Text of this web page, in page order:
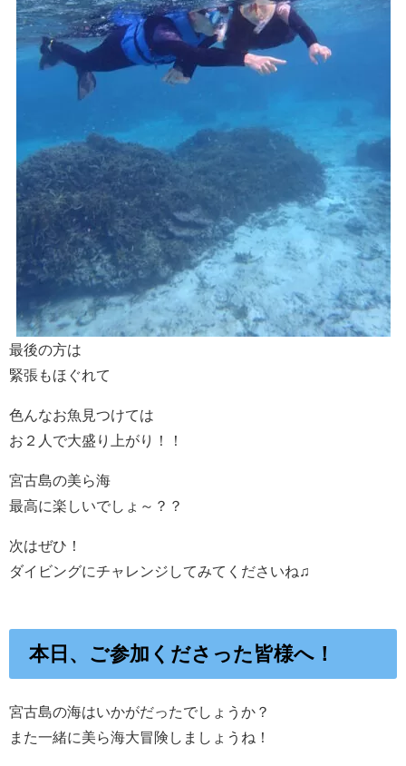
最後の方は
緊張もほぐれて
色んなお魚見つけては
お２人で大盛り上がり！！
宮古島の美ら海
最高に楽しいでしょ～？？
次はぜひ！
ダイビングにチャレンジしてみてくださいね♫
本日、ご参加くださった皆様へ！
宮古島の海はいかがだったでしょうか？
また一緒に美ら海大冒険しましょうね！